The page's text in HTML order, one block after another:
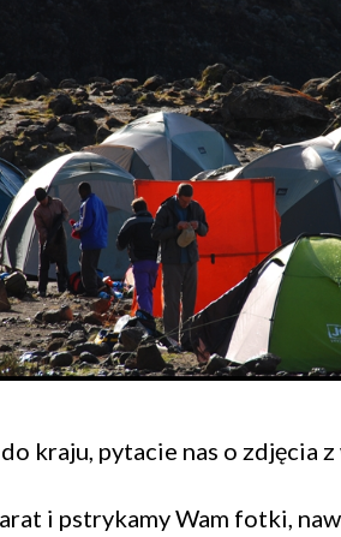
kraju, pytacie nas o zdjęcia
i pstrykamy Wam fotki,